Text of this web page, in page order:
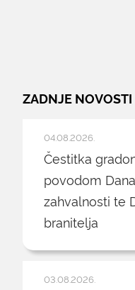
ZADNJE NOVOSTI
04.08.2026.
Čestitka
povodom
zahvalnosti te
branitelja
03.08.2026.